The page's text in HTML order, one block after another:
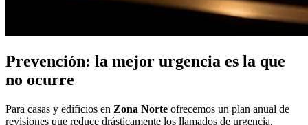
Prevención: la mejor urgencia es la que
no ocurre
Para casas y edificios en Zona Norte ofrecemos un plan anual de
revisiones que reduce drásticamente los llamados de urgencia.